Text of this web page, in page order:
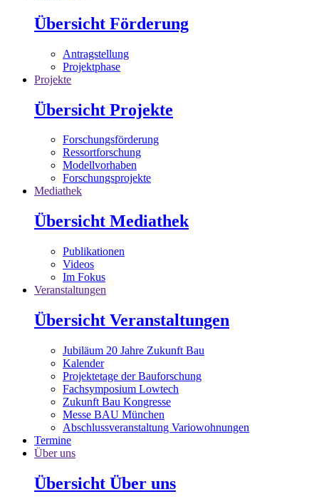
Übersicht Förderung
Antragstellung
Projektphase
Projekte
Übersicht Projekte
Forschungsförderung
Ressortforschung
Modellvorhaben
Forschungsprojekte
Mediathek
Übersicht Mediathek
Publikationen
Videos
Im Fokus
Veranstaltungen
Übersicht Veranstaltungen
Jubiläum 20 Jahre Zukunft Bau
Kalender
Projektetage der Bauforschung
Fachsymposium Lowtech
Zukunft Bau Kongresse
Messe BAU München
Abschlussveranstaltung Variowohnungen
Termine
Über uns
Übersicht Über uns